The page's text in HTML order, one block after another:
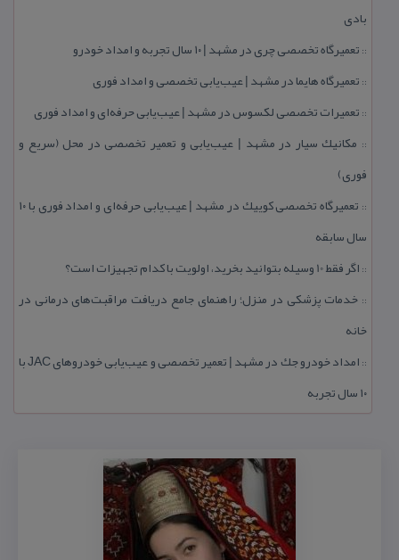
بادی
:: تعمیرگاه تخصصی چری در مشهد | ۱۰ سال تجربه و امداد خودرو
:: تعمیرگاه هایما در مشهد | عیب‌یابی تخصصی و امداد فوری
:: تعمیرات تخصصی لكسوس در مشهد | عیب‌یابی حرفه‌ای و امداد فوری
:: مكانیك سیار در مشهد | عیب‌یابی و تعمیر تخصصی در محل (سریع و
فوری)
::
تعمیرگاه تخصصی كوییك در مشهد | عیب‌یابی حرفه‌ای و امداد فوری با ۱۰
سال سابقه
:: اگر فقط 10 وسیله بتوانید بخرید، اولویت با كدام تجهیزات است؟
:: خدمات پزشكی در منزل؛ راهنمای جامع دریافت مراقبت‌های درمانی در
خانه
::
امداد خودرو جك در مشهد | تعمیر تخصصی و عیب‌یابی خودروهای JAC با
۱۰ سال تجربه